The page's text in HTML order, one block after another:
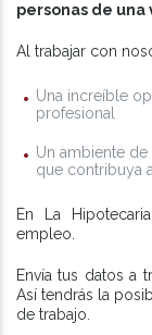
personas de una
Al trabajar con
Una increíble
profesional
Un ambiente
que contribuya
En La
empleo.
Envía tus datos a
Así tendrás la
de trabajo.